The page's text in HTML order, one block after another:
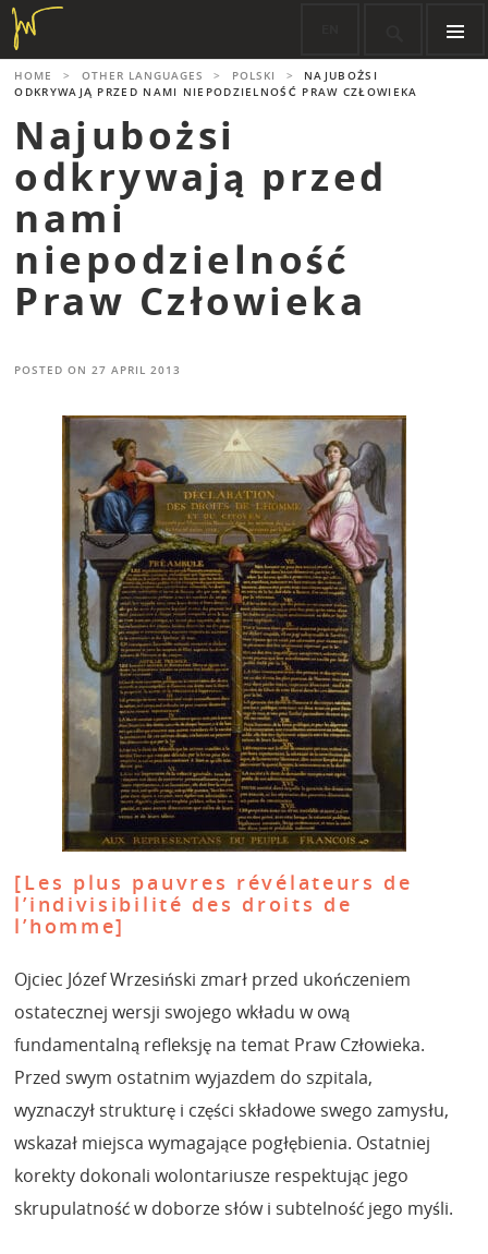
Skip
to
content
PRIMARY
HOME > OTHER LANGUAGES > POLSKI >
NAJUBOŻSI
ODKRYWAJĄ PRZED NAMI NIEPODZIELNOŚĆ PRAW CZŁOWIEKA
Najubożsi
odkrywają przed
nami
niepodzielność
Praw Człowieka
POSTED ON27 APRIL 2013
[Les plus pauvres révélateurs de
l’indivisibilité des droits de
l’homme]
Ojciec Józef Wrzesiński zmarł przed ukończeniem
ostatecznej wersji swojego wkładu w ową
fundamentalną refleksję na temat Praw Człowieka.
Przed swym ostatnim wyjazdem do szpitala,
wyznaczył strukturę i części składowe swego zamysłu,
wskazał miejsca wymagające pogłębienia. Ostatniej
korekty dokonali wolontariusze respektując jego
skrupulatność w doborze słów i subtelność jego myśli.